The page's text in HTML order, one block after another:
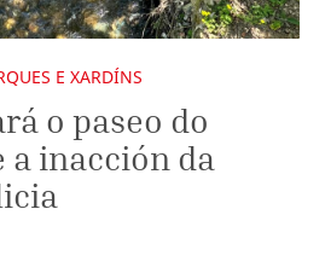
E XARDÍNS
o paseo do
a inacción da